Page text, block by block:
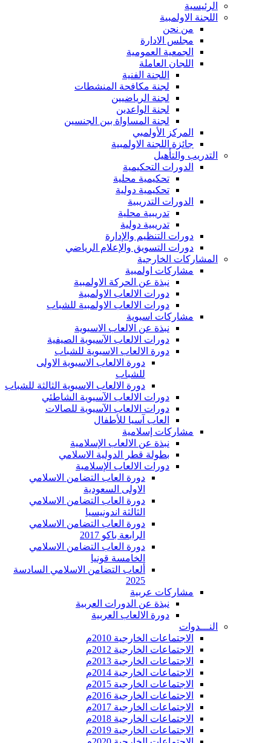
الرئيسية
اللجنة الاولمبية
من نحن
مجلس الادارة
الجمعية العمومية
اللجان العاملة
اللجنة الفنية
لجنة مكافحة المنشطات
لجنة الرياضيين
لجنة الواعدين
لجنة المساواة بين الجنسين
المركز الأولمبي
جائزة اللجنة الاولمبية
التدريب والتأهيل
الدورات التحكيمية
تحكيمية محلية
تحكيمية دولية
الدورات التدريبية
تدريبية محلية
تدريبية دولية
دورات التنظيم والإدارة
دورات التسويق والإعلام الرياضي
المشاركات الخارجية
مشاركات اولمبية
نبذة عن الحركة الاولمبية
دورات الالعاب الاولمبية
دورات الالعاب الاولمبية للشباب
مشاركات اسيوية
نبذة عن الالعاب الاسيوية
دورات الالعاب الآسيوية الصيفية
دورة الالعاب الاسيوية للشباب
دورة الالعاب الاسيوية الاولى
للشباب
دورة الالعاب الاسيوية الثالثة للشباب
دورات الالعاب الآسيوية الشاطئي
دورات الالعاب الآسيوية للصالات
العاب آسيا للأطفال
مشاركات إسلامية
نبذة عن الالعاب الإسلامية
بطولة قطر الدولية الاسلامي
دورات الالعاب الإسلامية
دورة العاب التضامن الاسلامي
الاولى السعودية
دورة العاب التضامن الاسلامي
الثالثة اندونيسيا
دورة العاب التضامن الاسلامي
الرابعة باكو 2017
دورة العاب التضامن الاسلامي
الخامسة قونيا
ألعاب التضامن الاسلامي السادسة
2025
مشاركات عربية
نبذة عن الدورات العربية
دورة الالعاب العربية
النـــدوات
الاجتماعات الخارجية 2010م
الاجتماعات الخارجية 2012م
الاجتماعات الخارجية 2013م
الاجتماعات الخارجية 2014م
الاجتماعات الخارجية 2015م
الاجتماعات الخارجية 2016م
الاجتماعات الخارجية 2017م
الاجتماعات الخارجية 2018م
الاجتماعات الخارجية 2019م